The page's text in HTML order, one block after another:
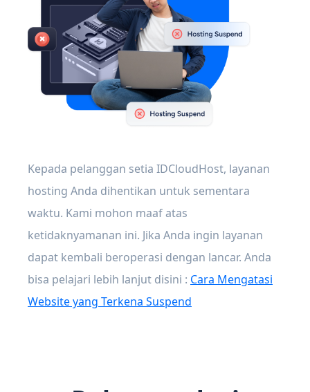
Kepada pelanggan setia IDCloudHost, layanan
hosting Anda dihentikan untuk sementara
waktu. Kami mohon maaf atas
ketidaknyamanan ini. Jika Anda ingin layanan
dapat kembali beroperasi dengan lancar. Anda
bisa pelajari lebih lanjut disini : Cara Mengatasi
Website yang Terkena Suspend